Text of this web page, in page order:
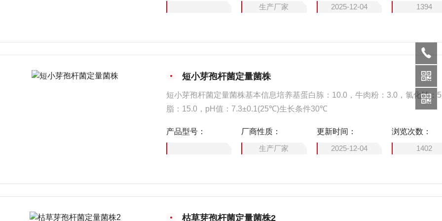
生产厂家 2025-12-04 1394
短小芽孢杆菌定量菌株
短小芽孢杆菌定量菌株基本信息培养基蛋白胨：10.0，牛肉粉：3.0，氯化钠：
脂：15.0，pH值：7.3±0.1(25℃)生长条件30℃
产品型号：
厂商性质：
生产厂家
更新时间：
2025-12-04
浏览次数：
1402
枯草芽孢杆菌定量菌株2